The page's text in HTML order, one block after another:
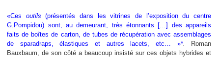
«Ces outils (présentés dans les vitrines de l’exposition du centre
G.Pompidou) sont, au demeurant, très étonnants […] des appareils
faits de boîtes de carton, de tubes de récupération avec assemblages
de sparadraps, élastiques et autres lacets, etc… »*.
Roman
Bauxbaum, de son côté a beaucoup insisté sur ces objets hybrides et